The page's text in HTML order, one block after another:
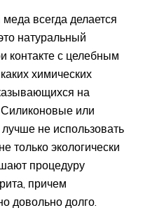
всегда делается
натуральный
контакте с целебным
химических
на
Силиконовые или
не использовать
только экологически
процедуру
причем
довольно долго.